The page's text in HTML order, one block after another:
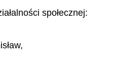
społecznej: